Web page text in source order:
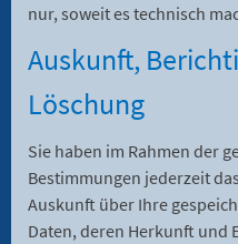
nur, soweit es technisch
Auskunft,
Löschung
Sie haben im Rahmen der
Bestimmungen jederzeit
Auskunft über Ihre
Daten, deren Herkunft und